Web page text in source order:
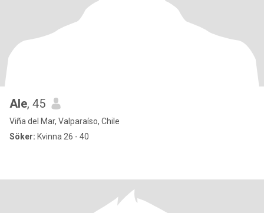
Ale, 45
Viña del Mar, Valparaíso, Chile
Söker: Kvinna 26 - 40